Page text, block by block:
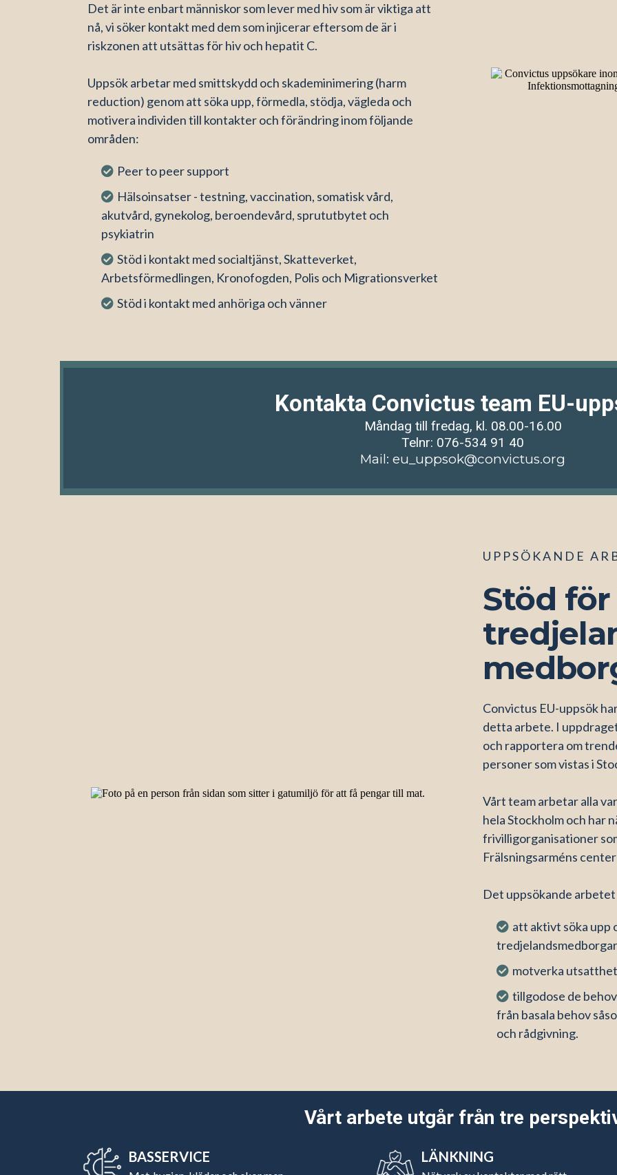
Det är inte enbart människor som lever med hiv som är viktiga att
nå, vi söker kontakt med dem som injicerar eftersom de är i
riskzonen att utsättas för hiv och hepatit C.
Uppsök arbetar med smittskydd och skademinimering (harm
reduction) genom att söka upp, förmedla, stödja, vägleda och
motivera individen till kontakter och förändring inom följande
områden:
Peer to peer support
Hälsoinsatser - testning, vaccination, somatisk vård,
akutvård, gynekolog, beroendevård, sprututbytet och
psykiatrin
Stöd i kontakt med socialtjänst, Skatteverket,
Arbetsförmedlingen, Kronofogden, Polis och Migrationsverket
Stöd i kontakt med anhöriga och vänner
Kontakta Convictus team EU-
Måndag till fredag, kl. 08.00-16.00
Telnr: 076-534 91 40
Mail: eu_uppsok@convictus.org
UPPSÖKANDE
Stöd för
Convictus EU-uppsök
detta arbete. I
och rapportera om
personer som vistas i
Vårt team arbetar alla
hela Stockholm och har
frivilligorganisationer
Frälsningsarméns
Det uppsökande
att aktivt söka upp
motverka
tillgodose de
från basala behov
och rådgivning.
Vårt arbete utgår från tre
BASSERVICE LÄNKNING